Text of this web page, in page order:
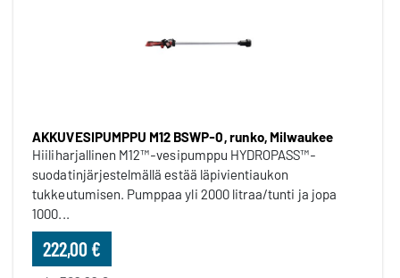
AKKUVESIPUMPPU M12 BSWP-0, runko, Milwaukee
Hiiliharjallinen M12™-vesipumppu HYDROPASS™-
suodatinjärjestelmällä estää läpivientiaukon
tukkeutumisen. Pumppaa yli 2000 litraa/tunti ja jopa
1000...
222,00 €